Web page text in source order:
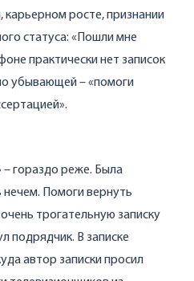
росте, признании
статуса: «Пошли мне
практически нет записок
убывающей – «помоги
– гораздо реже. Была
нечем. Помоги вернуть
трогательную записку
подрядчик. В записке
автор записки просил